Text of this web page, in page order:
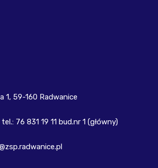
1, 59-160 Radwanice
76 831 19 11 bud.nr 1 (główny)